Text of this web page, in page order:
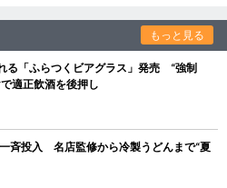
もっと見る
る「ふらつくビアグラス」発売 “強制
適正飲酒を後押し
斉投入 名店監修から冷製うどんまで“夏